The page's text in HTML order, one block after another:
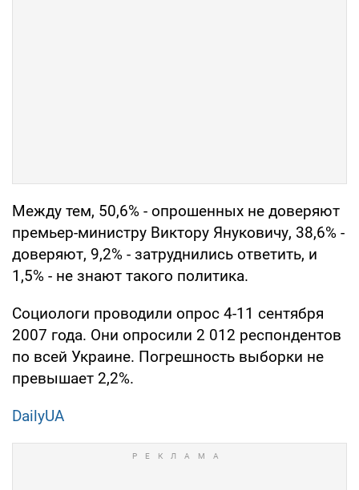
Между тем, 50,6% - опрошенных не доверяют
премьер-министру Виктору Януковичу, 38,6% -
доверяют, 9,2% - затруднились ответить, и
1,5% - не знают такого политика.
Социологи проводили опрос 4-11 сентября
2007 года. Они опросили 2 012 респондентов
по всей Украине. Погрешность выборки не
превышает 2,2%.
DailyUA